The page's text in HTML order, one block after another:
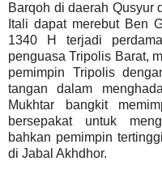
Barqoh di daerah Qusyur
Itali dapat merebut Ben
1340 H terjadi
penguasa Tripolis Barat,
pemimpin Tripolis
tangan dalam
Mukhtar bangkit
bersepakat untuk
bahkan pemimpin
di Jabal Akhdhor.